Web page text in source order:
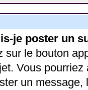
je poster un
sur le bouton
Vous
un